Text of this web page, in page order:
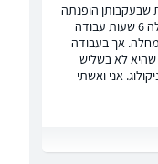
שבעקבותן הופנתה
לרופא תעסוקתי. הרופא התעסוקתי קבע לה 6 שעות עבודה
אך בעבודה
שהיא לא בשליש
אני ואשתי